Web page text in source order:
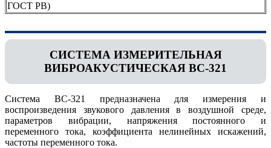
ГОСТ РВ)
СИСТЕМА ИЗМЕРИТЕЛЬНАЯ
ВИБРОАКУСТИЧЕСКАЯ ВС-321
Система ВС-321 предназначена для измерения и
воспроизведения звукового давления в воздушной среде,
параметров вибрации, напряжения постоянного и
переменного тока, коэффициента нелинейных искажений,
частоты переменного тока.